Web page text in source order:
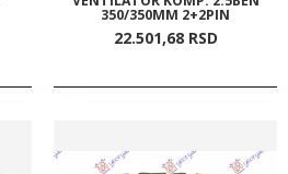
350/350MM 2+2PIN
22.501,68 RSD